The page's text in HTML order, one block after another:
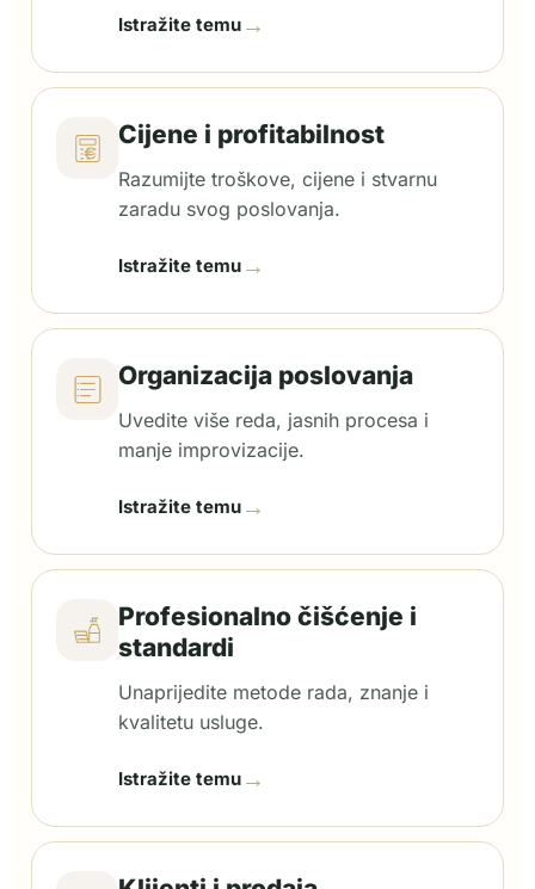
Istražite temu →
Cijene i profitabilnost
Razumijte troškove, cijene i stvarnu
zaradu svog poslovanja.
Istražite temu →
Organizacija poslovanja
Uvedite više reda, jasnih procesa i
manje improvizacije.
Istražite temu →
Profesionalno čišćenje i
standardi
Unaprijedite metode rada, znanje i
kvalitetu usluge.
Istražite temu →